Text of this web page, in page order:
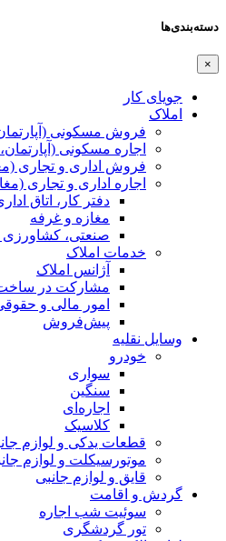
دسته‌بندی‌ها
×
جویای کار
املاک
فروش مسکونی
اجاره مسکونی
فروش اداری و تجاری
اجاره اداری و تجاری
دفتر کار، اتاق
مغازه و غرفه
صنعتی،‌ کشاورزی
خدمات املاک
آژانس املاک
مشارکت در
امور مالی و
پیش‌فروش
وسایل نقلیه
خودرو
سواری
سنگین
اجاره‌ای
کلاسیک
قطعات یدکی و لوازم
موتورسیکلت و لوازم
قایق و لوازم جانبی
گردش و اقامت
سوئیت شب اجاره
تور گردشگری